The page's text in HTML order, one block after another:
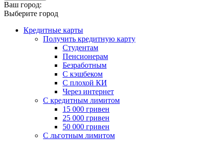
Ваш город:
Выберите город
Кредитные карты
Получить кредитную карту
Студентам
Пенсионерам
Безработным
С кэшбеком
С плохой КИ
Через интернет
С кредитным лимитом
15 000 гривен
25 000 гривен
50 000 гривен
С льготным лимитом